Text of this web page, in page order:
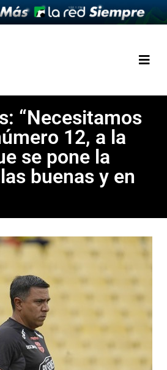
“Necesitamos
12, a la
se pone la
buenas y en